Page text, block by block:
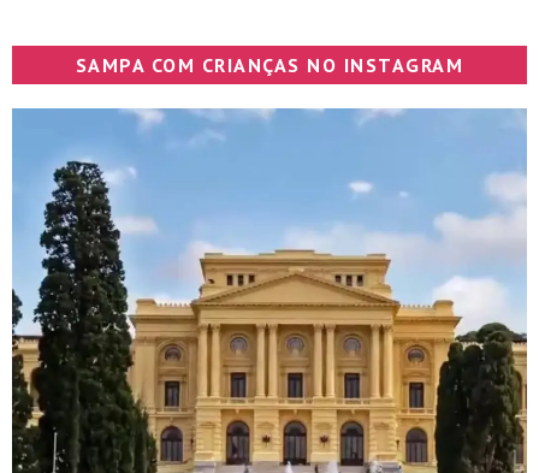
SAMPA COM CRIANÇAS NO INSTAGRAM